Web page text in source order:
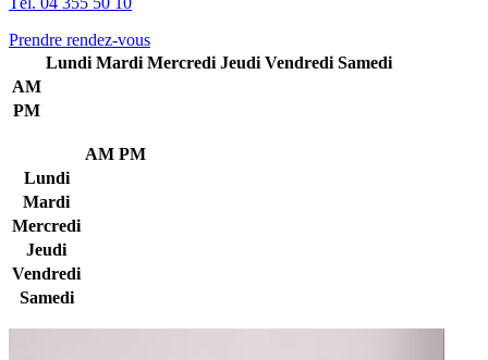
Prendre rendez-vous
Lundi Mardi Mercredi Jeudi Vendredi Samedi
AM
PM
AM PM
Lundi
Mardi
Mercredi
Jeudi
Vendredi
Samedi